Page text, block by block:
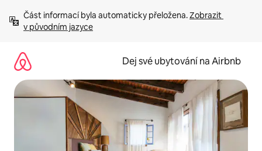
obsah
Část informací byla automaticky přeložena. Zobrazit
v původním jazyce
Dej své ubytování na Airbnb